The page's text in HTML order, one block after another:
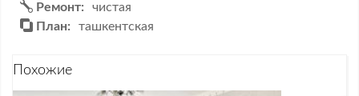
Ремонт:
чистая
План:
ташкентская
Похожие